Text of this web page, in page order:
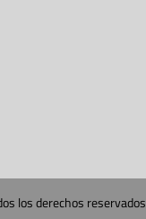
los derechos reservados